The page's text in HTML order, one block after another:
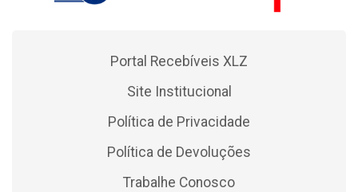
Portal Recebíveis XLZ
Site Institucional
Política de Privacidade
Política de Devoluções
Trabalhe Conosco